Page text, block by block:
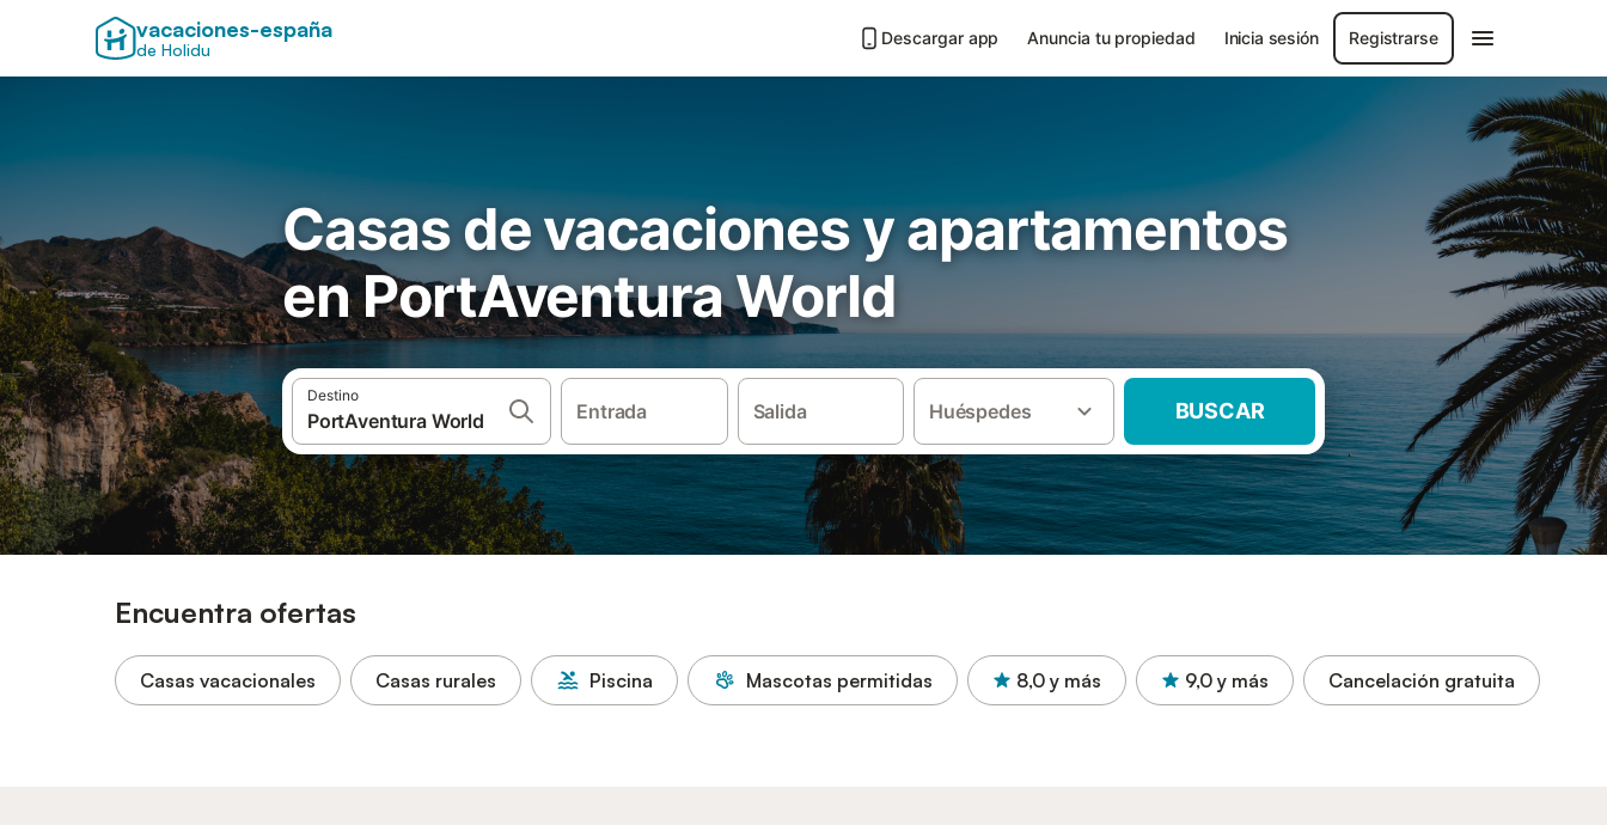
vacaciones-españa
de Holidu
Descargar app Anuncia tu propiedad Inicia sesión Registrarse
Casas de vacaciones y apartamentos
en PortAventura World
Destino
Entrada Salida Huéspedes BUSCAR
Encuentra ofertas
Casas vacacionales Casas rurales Piscina Mascotas permitidas 8,0 y más 9,0 y más Cancelación gratuita